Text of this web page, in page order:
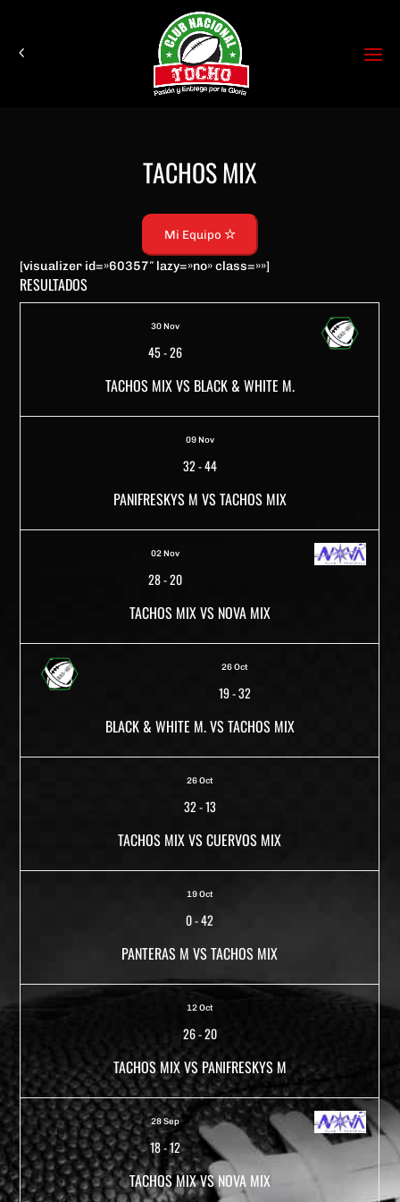
TACHOS MIX
Mi Equipo
[visualizer id=»60357″ lazy=»no» class=»»]
RESULTADOS
30 Nov
45-26
TACHOS MIX VS BLACK & WHITE M.
09 Nov
32-44
PANIFRESKYS M VS TACHOS MIX
02 Nov
28-20
TACHOS MIX VS NOVA MIX
26 Oct
19-32
BLACK & WHITE M. VS TACHOS MIX
26 Oct
32-13
TACHOS MIX VS CUERVOS MIX
19 Oct
0-42
PANTERAS M VS TACHOS MIX
12 Oct
26-20
TACHOS MIX VS PANIFRESKYS M
28 Sep
18-12
TACHOS MIX VS NOVA MIX